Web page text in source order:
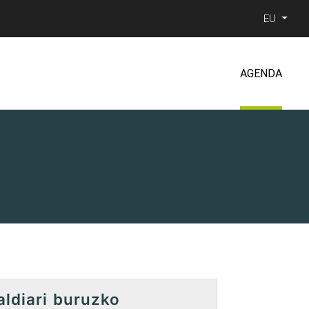
EU
AGENDA
buruzko